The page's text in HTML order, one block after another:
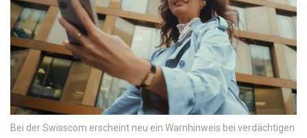
Bei der Swisscom erscheint neu ein Warnhinweis bei verdächtigen